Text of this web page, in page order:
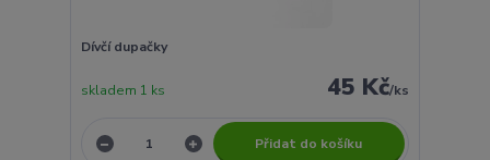
Dívčí dupačky
45 Kč/ks
skladem 1 ks
Přidat do košíku